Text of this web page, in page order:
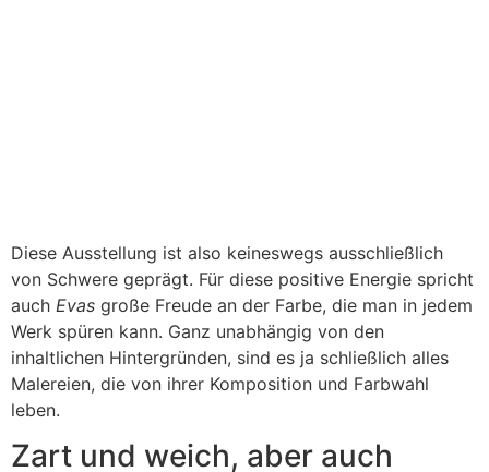
Diese Ausstellung ist also keineswegs ausschließlich
von Schwere geprägt. Für diese positive Energie spricht
auch Evas große Freude an der Farbe, die man in jedem
Werk spüren kann. Ganz unabhängig von den
inhaltlichen Hintergründen, sind es ja schließlich alles
Malereien, die von ihrer Komposition und Farbwahl
leben.
Zart und weich, aber auch